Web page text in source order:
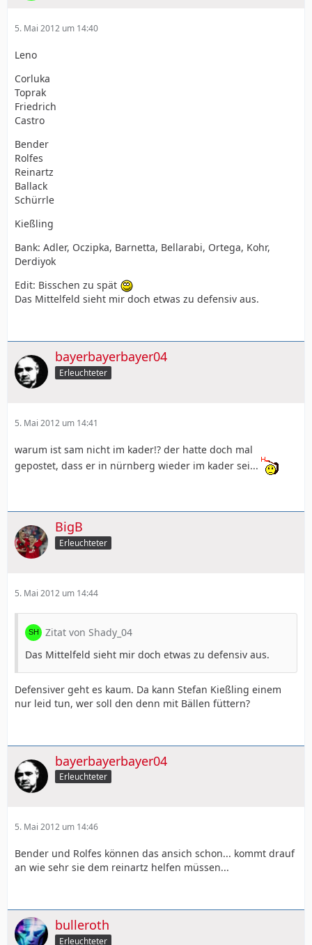
5. Mai 2012 um 14:40
Leno
Corluka
Toprak
Friedrich
Castro
Bender
Rolfes
Reinartz
Ballack
Schürrle
Kießling
Bank: Adler, Oczipka, Barnetta, Bellarabi, Ortega, Kohr,
Derdiyok
Edit: Bisschen zu spät
Das Mittelfeld sieht mir doch etwas zu defensiv aus.
bayerbayerbayer04
Erleuchteter
5. Mai 2012 um 14:41
warum ist sam nicht im kader!? der hatte doch mal
gepostet, dass er in nürnberg wieder im kader sei...
BigB
Erleuchteter
5. Mai 2012 um 14:44
Zitat von Shady_04
Das Mittelfeld sieht mir doch etwas zu defensiv aus.
Defensiver geht es kaum. Da kann Stefan Kießling einem
nur leid tun, wer soll den denn mit Bällen füttern?
bayerbayerbayer04
Erleuchteter
5. Mai 2012 um 14:46
Bender und Rolfes können das ansich schon... kommt drauf
an wie sehr sie dem reinartz helfen müssen...
bulleroth
Erleuchteter